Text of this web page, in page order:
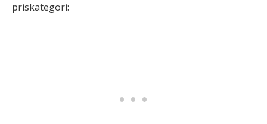
priskategori: